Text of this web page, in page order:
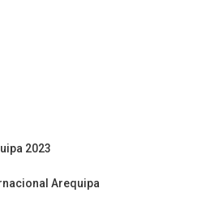
2023
Arequipa